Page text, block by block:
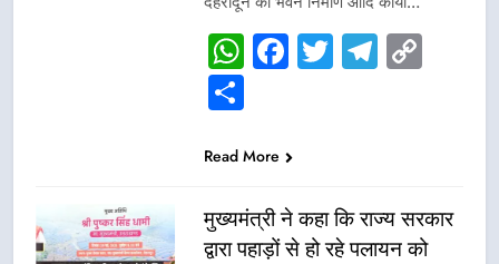
WhatsApp
Facebook
Twitter
Share
Read More
मुख्यमंत्री ने कहा कि राज्य सरकार
द्वारा पहाड़ों से हो रहे पलायन को